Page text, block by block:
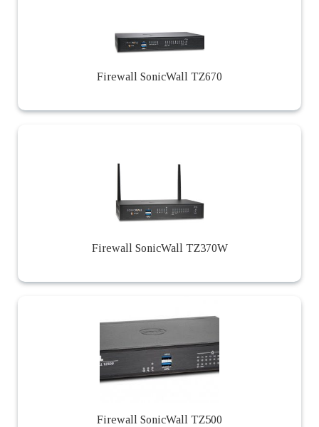
Firewall SonicWall TZ670
Firewall SonicWall TZ370W
Firewall SonicWall TZ500